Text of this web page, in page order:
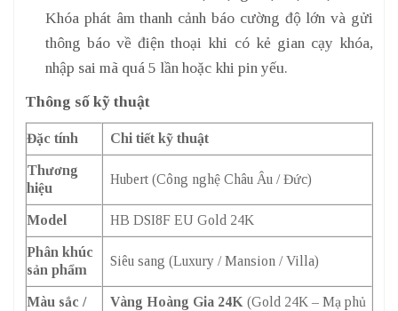
Khóa phát âm thanh cảnh báo cường độ lớn và gửi
thông báo về điện thoại khi có kẻ gian cạy khóa,
nhập sai mã quá 5 lần hoặc khi pin yếu.
Thông số kỹ thuật
Đặc tính Chi tiết kỹ thuật
Thương
hiệu
Hubert (Công nghệ Châu Âu / Đức)
Model HB DSI8F EU Gold 24K
Phân khúc
sản phẩm
Siêu sang (Luxury / Mansion / Villa)
Màu sắc /
Vàng Hoàng Gia 24K (Gold 24K – Mạ phủ